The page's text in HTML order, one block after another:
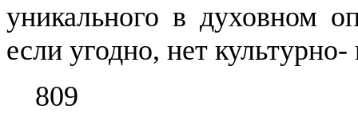
уникального в духовном
если угодно, нет культурно-
809